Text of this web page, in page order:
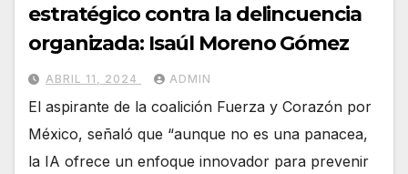
estratégico contra la delincuencia
organizada: Isaúl Moreno Gómez
ABRIL 11, 2024 ADMIN
El aspirante de la coalición Fuerza y Corazón por
México, señaló que “aunque no es una panacea,
la IA ofrece un enfoque innovador para prevenir